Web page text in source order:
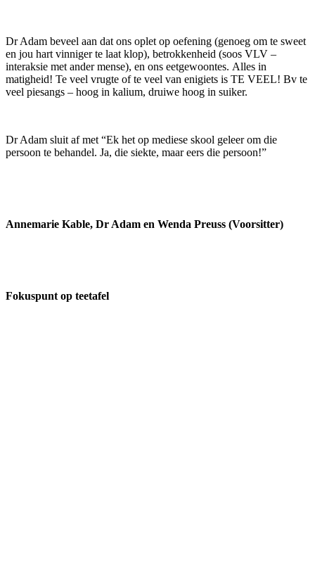
Dr Adam beveel aan dat ons oplet op oefening (genoeg om te sweet
en jou hart vinniger te laat klop), betrokkenheid (soos VLV –
interaksie met ander mense), en ons eetgewoontes. Alles in
matigheid! Te veel vrugte of te veel van enigiets is TE VEEL! Bv te
veel piesangs – hoog in kalium, druiwe hoog in suiker.
Dr Adam sluit af met “Ek het op mediese skool geleer om die
persoon te behandel. Ja, die siekte, maar eers die persoon!”
Annemarie Kable, Dr Adam en Wenda Preuss (Voorsitter)
Fokuspunt op teetafel